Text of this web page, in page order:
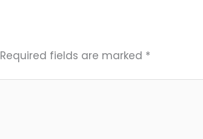
Required fields are marked *